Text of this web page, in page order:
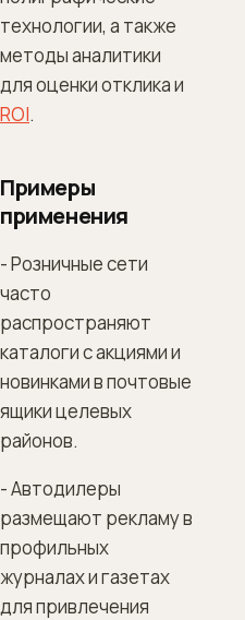
технологии, а также
методы аналитики
для оценки отклика и
ROI.
Примеры
применения
- Розничные сети
часто
распространяют
каталоги с акциями и
новинками в почтовые
ящики целевых
районов.
- Автодилеры
размещают рекламу в
профильных
журналах и газетах
для привлечения